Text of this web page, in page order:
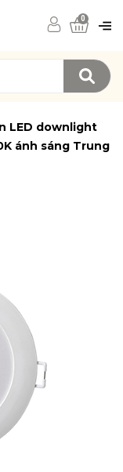
0
LED downlight
ánh sáng Trung